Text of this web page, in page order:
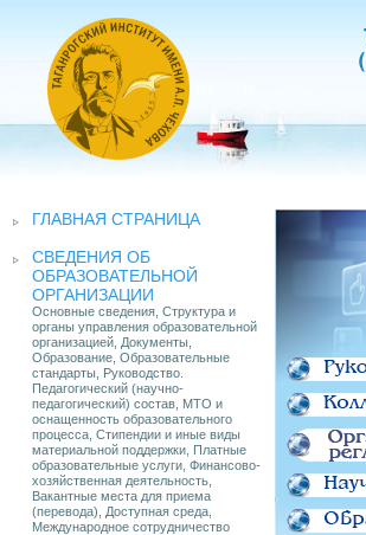
ГЛАВНАЯ СТРАНИЦА
СВЕДЕНИЯ ОБ
ОБРАЗОВАТЕЛЬНОЙ
ОРГАНИЗАЦИИ
Основные сведения, Структура и
органы управления образовательной
организацией, Документы,
Образование, Образовательные
стандарты, Руководство.
Педагогический (научно-
педагогический) состав, МТО и
оснащенность образовательного
процесса, Стипендии и иные виды
материальной поддержки, Платные
образовательные услуги, Финансово-
хозяйственная деятельность,
Вакантные места для приема
(перевода), Доступная среда,
Международное сотрудничество